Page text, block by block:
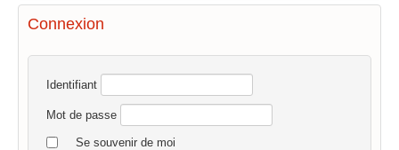
Connexion
Identifiant
Mot de passe
Se souvenir de moi